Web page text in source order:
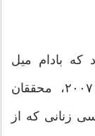
که بادام میل
جنسی را افزایش می‌دهد. در سال ۲۰۰۷، محققان
زنانی که از